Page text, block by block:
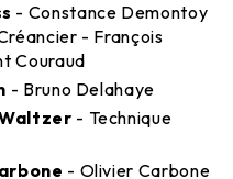
- Constance Demontoy
- François
Couraud
- Bruno Delahaye
- Technique
- Olivier Carbone